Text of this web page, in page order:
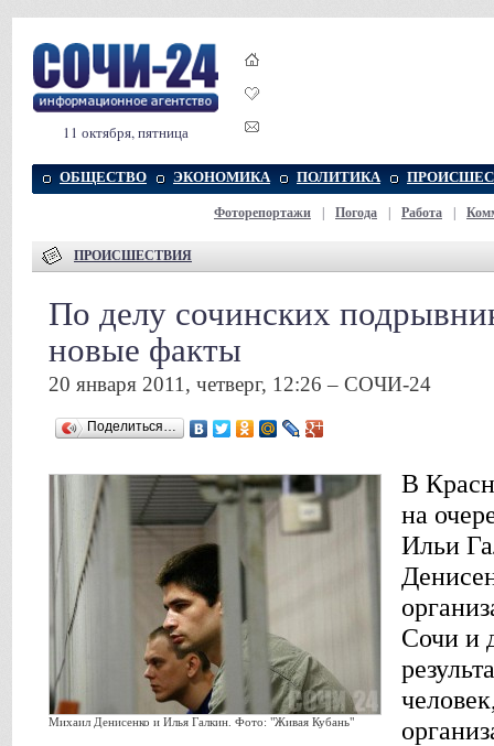
11 октября, пятница
ОБЩЕСТВО ЭКОНОМИКА ПОЛИТИКА
Фоторепортажи Погода Работа
ПРОИСШЕСТВИЯ
По делу сочинских
новые факты
20 января 2011, четверг, 12:26 – СОЧИ-24
Поделиться…
Михаил Денисенко и Илья Галкин. Фото: "Живая Кубань"
В
на
Ильи
Сочи и